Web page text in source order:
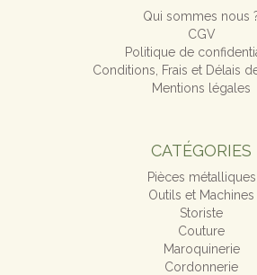
Qui sommes nous
CGV
Politique de
Conditions, Frais et Délais
Mentions légales
CATÉGORIES
Pièces métalliques
Outils et Machines
Storiste
Couture
Maroquinerie
Cordonnerie